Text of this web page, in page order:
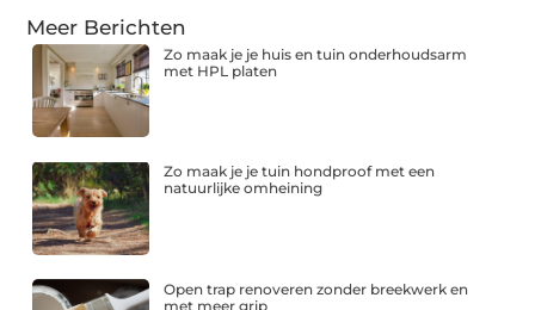
Meer Berichten
Zo maak je je huis en tuin onderhoudsarm
met HPL platen
Zo maak je je tuin hondproof met een
natuurlijke omheining
Open trap renoveren zonder breekwerk en
met meer grip